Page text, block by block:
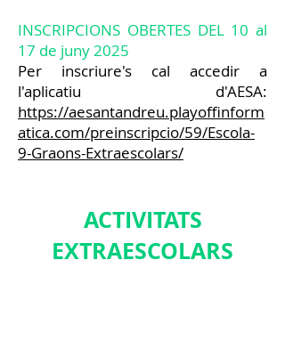
INSCRIPCIONS OBERTES DEL 10 al
17 de juny 2025
Per inscriure's cal accedir a
l'aplicatiu d'AESA:
https://aesantandreu.playoffinform
atica.com/preinscripcio/59/Escola-
9-Graons-Extraescolars/
ACTIVITATS
EXTRAESCOLARS